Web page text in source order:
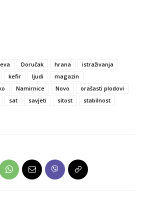
Doručak hrana
istraživanja
kefir ljudi
magazin
Namirnice Novo
orašasti plodovi
sat savjeti sitost
stabilnost